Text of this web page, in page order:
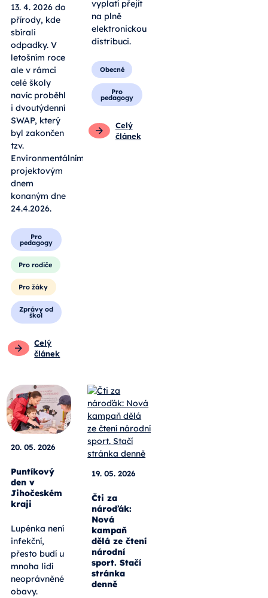
13. 4. 2026 do
přírody, kde
sbírali
odpadky. V
letošním roce
ale v rámci
celé školy
navíc proběhl
i dvoutýdenní
SWAP, který
byl zakončen
tzv.
Environmentálním
projektovým
dnem
konaným dne
24.4.2026.
Pro
pedagogy
Pro rodiče
Pro žáky
Zprávy od
škol
Celý
článek
vyplatí přejít
na plně
elektronickou
distribuci.
Obecné
Pro
pedagogy
Celý
článek
20. 05. 2026
Puntíkový
den v
Jihočeském
kraji
Lupénka není
infekční,
přesto budí u
mnoha lidí
neoprávněné
obavy.
19. 05. 2026
Čti za
nároďák:
Nová
kampaň
dělá ze čtení
národní
sport. Stačí
stránka
denně